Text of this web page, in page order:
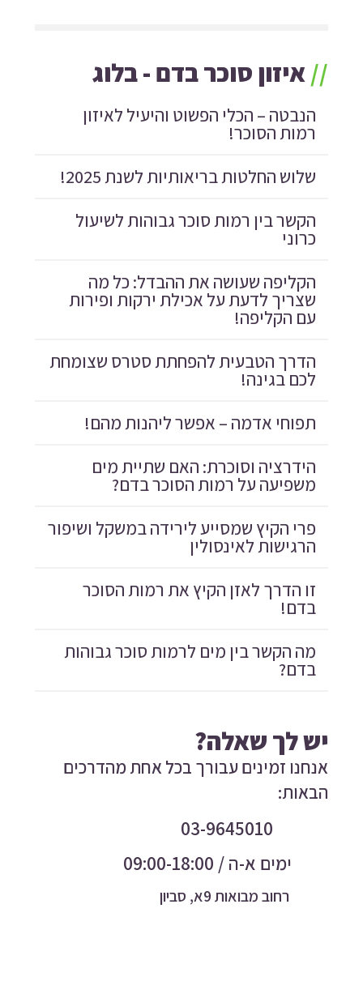
//איזון סוכר בדם - בלוג
הנבטה – הכלי הפשוט והיעיל לאיזון
רמות הסוכר!
שלוש החלטות בריאותיות לשנת 2025!
הקשר בין רמות סוכר גבוהות לשיעול
כרוני
הקליפה שעושה את ההבדל: כל מה
שצריך לדעת על אכילת ירקות ופירות
עם הקליפה!
הדרך הטבעית להפחתת סטרס שצומחת
לכם בגינה!
תפוחי אדמה – אפשר ליהנות מהם!
הידרציה וסוכרת: האם שתיית מים
משפיעה על רמות הסוכר בדם?
פרי הקיץ שמסייע לירידה במשקל ושיפור
הרגישות לאינסולין
זו הדרך לאזן הקיץ את רמות הסוכר
בדם!
מה הקשר בין מים לרמות סוכר גבוהות
בדם?
יש לך שאלה?
אנחנו זמינים עבורך בכל אחת מהדרכים
הבאות:
03-9645010
ימים א-ה / 09:00-18:00
רחוב מבואות 9א, סביון